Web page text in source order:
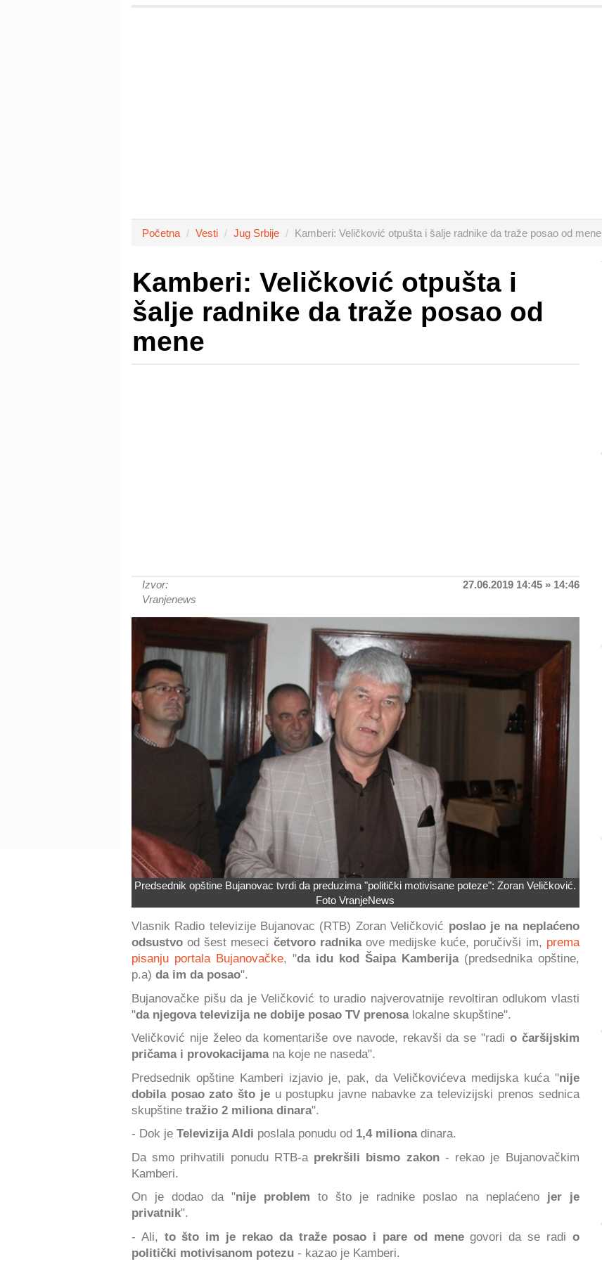
Početna Vesti Jug Srbije Kamberi: Veličković otpušta i šalje radnike da traže posao od mene
Kamberi: Veličković otpušta i
šalje radnike da traže posao od
mene
Izvor:
Vranjenews
27.06.2019 14:45 » 14:46
Predsednik opštine Bujanovac tvrdi da preduzima "politički motivisane poteze": Zoran Veličković.
Foto VranjeNews
Vlasnik Radio televizije Bujanovac (RTB) Zoran Veličković poslao je na neplaćeno
odsustvo od šest meseci četvoro radnika ove medijske kuće, poručivši im, prema
pisanju portala Bujanovačke, "da idu kod Šaipa Kamberija(predsednika opštine,
p.a) da im da posao".
Bujanovačke pišu da je Veličković to uradio najverovatnije revoltiran odlukom vlasti
"da njegova televizija ne dobije posao TV prenosa lokalne skupštine".
Veličković nije želeo da komentariše ove navode, rekavši da se "radi o čaršijskim
pričama i provokacijamana koje ne naseda".
Predsednik opštine Kamberi izjavio je, pak, da Veličkovićeva medijska kuća "nije
dobila posao zato što jeu postupku javne nabavke za televizijski prenos sednica
skupštine tražio 2 miliona dinara".
- Dok je Televizija Aldi poslala ponudu od 1,4 miliona dinara.
Da smo prihvatili ponudu RTB-a prekršili bismo zakon- rekao je Bujanovačkim
Kamberi.
On je dodao da "nije problem to što je radnike poslao na neplaćeno jer je
privatnik".
- Ali, to što im je rekao da traže posao i pare od menegovori da se radi o
politički motivisanom potezu - kazao je Kamberi.